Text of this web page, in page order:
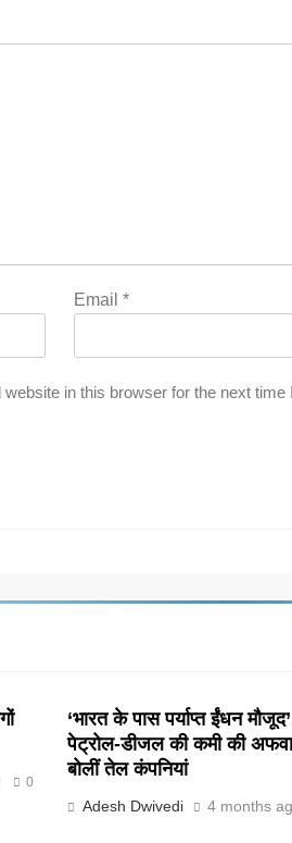
Email*
in this browser for the next time
0
‘भारत के पास पर्याप्त ईंधन
पेट्रोल-डीजल की कमी की
बोलीं तेल कंपनियां
Adesh Dwivedi 4 months